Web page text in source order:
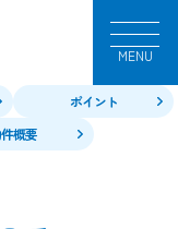
MENU
ポイント
概要